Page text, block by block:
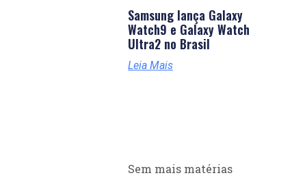
Samsung lança Galaxy
Watch9 e Galaxy Watch
Ultra2 no Brasil
Leia Mais
Sem mais matérias